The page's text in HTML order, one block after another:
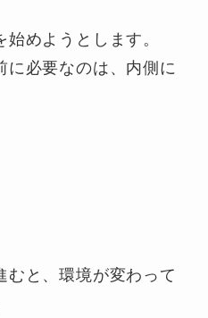
めようとします。
に必要なのは、内側に
むと、環境が変わって